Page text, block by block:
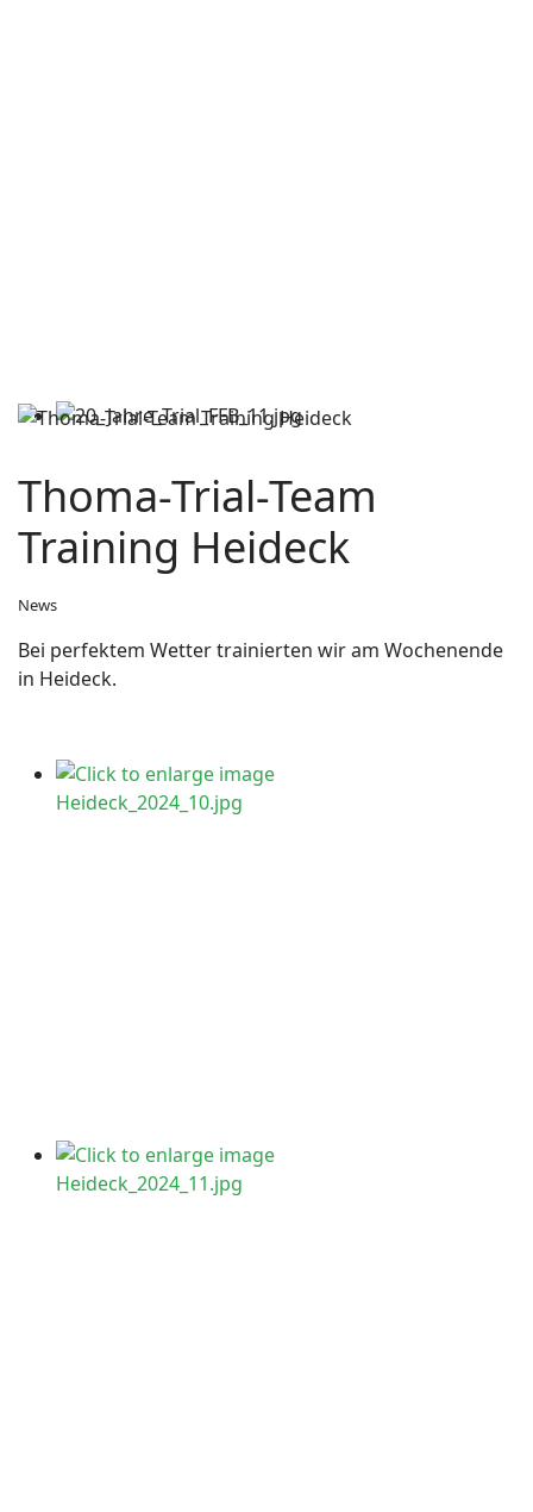
Thoma-Trial-Team
Training Heideck
News
Bei perfektem Wetter trainierten wir am Wochenende
in Heideck.